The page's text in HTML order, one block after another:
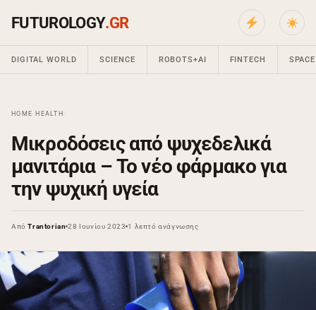
FUTUROLOGY.GR
DIGITAL WORLD SCIENCE ROBOTS+AI FINTECH SPACE
HOME HEALTH
Μικροδόσεις από ψυχεδελικά
μανιτάρια – Το νέο φάρμακο για
την ψυχική υγεία
ΑπόTrantorian 28 Ιουνίου 2023 1 λεπτό ανάγνωσης